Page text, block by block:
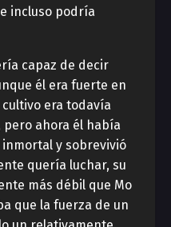
incluso podría
capaz de decir
él era fuerte en
era todavía
pero ahora él había
y sobrevivió
quería luchar, su
más débil que Mo
que la fuerza de un